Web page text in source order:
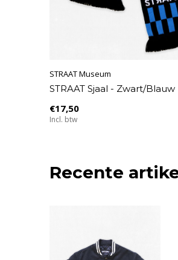
STRAAT Museum
STRAAT Sjaal - Zwart/Blauw
€17,50
Incl. btw
Recente